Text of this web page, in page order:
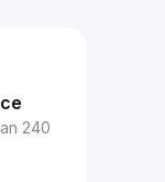
240